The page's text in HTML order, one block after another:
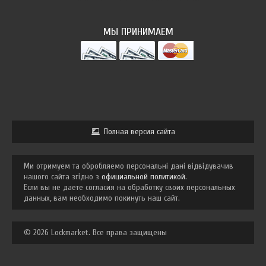
МЫ ПРИНИМАЕМ
Полная версия сайта
Ми отримуем та обробляемо персональні дані відвідувачив
нашого сайта згідно з официальной политикой.
Если вы не даете согласия на обработку своих персональных
данных, вам необходимо покинуть наш сайт.
© 2026 Lockmarket. Все права защищены